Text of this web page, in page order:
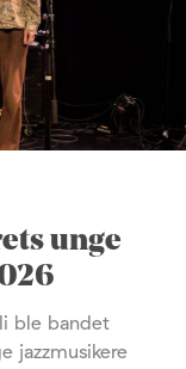
unge
ble bandet
jazzmusikere